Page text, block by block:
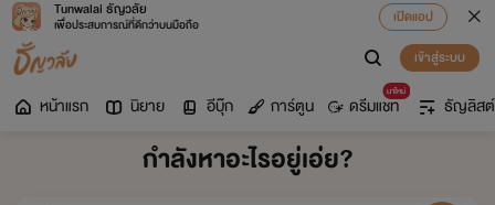
Tunwalai ธัญวลัย
เพื่อประสบการณ์ที่ดีกว่าบนมือถือ
เปิดแอป
เข้าสู่ระบบ
หน้าแรก นิยาย อีบุ๊ก การ์ตูน
มาใหม่
ดรีมแชท ธัญลิสต์
กำลังหาอะไรอยู่เอ่ย?